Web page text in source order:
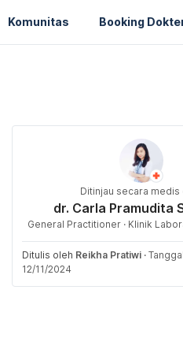
Komunitas Booking
Ditinjau secara medis
dr. Carla Pramudita
General Practitioner · Klinik
Ditulis oleh Reikha Pratiwi ·
12/11/2024